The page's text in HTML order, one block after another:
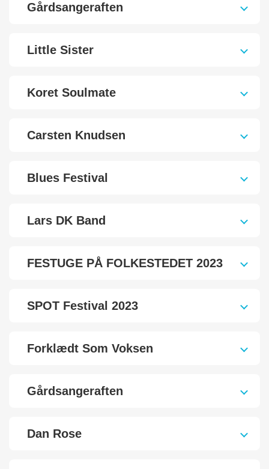
Gårdsangeraften
Little Sister
Koret Soulmate
Carsten Knudsen
Blues Festival
Lars DK Band
FESTUGE PÅ FOLKESTEDET 2023
SPOT Festival 2023
Forklædt Som Voksen
Gårdsangeraften
Dan Rose